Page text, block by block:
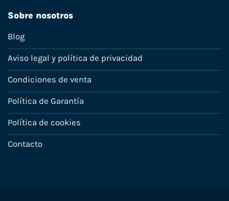
Sobre nosotros
Blog
Aviso legal y política de privacidad
Condiciones de venta
Política de Garantía
Política de cookies
Contacto